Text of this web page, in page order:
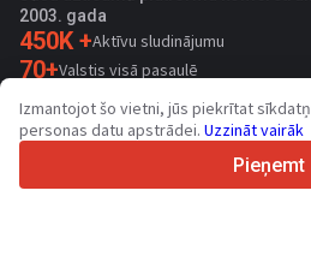
2003. gada
450K +Aktīvu sludinājumu
70+Valstis visā pasaulē
36 Atbalstītas valodas
4.7/5
Izmantojot šo vietni, jūs piekrītat
personas datu apstrādei. Uzzināt vairāk
Pieņemt